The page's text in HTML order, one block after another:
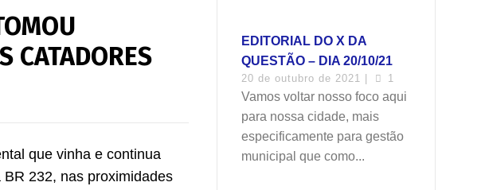
CATADORES
que vinha e continua
232, nas proximidades
EDITORIAL DO X DA
QUESTÃO – DIA 20/10/21
20 de outubro de 2021 | 1
Vamos voltar nosso foco aqui
para nossa cidade, mais
especificamente para gestão
municipal que como...